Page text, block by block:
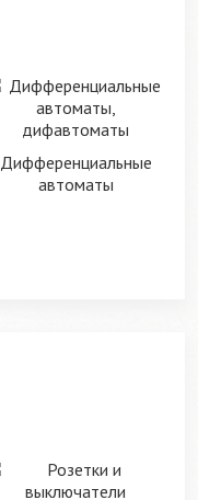
Дифференциальные
автоматы